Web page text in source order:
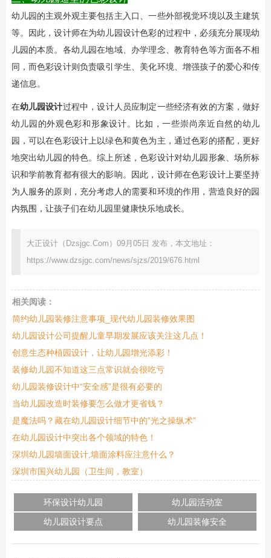
幼儿园的主观外观主要包括主入口、一些外部视觉环境以及主建筑
等。因此，设计师在为幼儿园设计色彩的过程中，必须充分展现幼
儿园的本质。各幼儿园在地域、办学理念、教育特色等方面各不相
同，而色彩设计则负责吸引学生、美化环境、增强孩子的爱心和传
递信息。
在幼儿园设计过程中，设计人员应制定一些经济有效的方案，做好
幼儿园的外观色彩和形象设计。比如，一些崇尚亲近自然的幼儿
园，可以在色彩设计上以绿色和黄色为主，通过色彩的搭配，更好
地突出幼儿园的特色。综上所述，色彩设计对幼儿园形象、场所标
识和学前教育都有很大的影响。因此，设计师在色彩设计上要坚持
为人服务的原则，充分考虑人的需要和环境的作用，营造良好的园
内氛围，让孩子们在幼儿园里健康快乐地成长。
大正设计（Dzsjgc.Com）09月05日 发布，本文地址：
https://www.dzsjgc.com/news/sjzs/2019/676.html
相关阅读：
简约幼儿园装修注意事项_现代幼儿园装修效果图
幼儿园设计公司提醒儿童早期发展应该关注这几点！
创意生态种植园设计，让幼儿园增光添彩！
装修幼儿园不知道这三点常识就会很吃亏
幼儿园装修设计中“安全感”是很有必要的
当幼儿园改造时装修要怎么做才更省钱？
是魔法吗？藏在幼儿园设计细节中的“光之操纵术”
在幼儿园设计中突出各个领域的特色！
深圳幼儿园墙面设计,墙面涂料应注意什么？
深圳市国兴幼儿园（卫生间，教室）
环保设计幼儿园
幼儿园活动室
幼儿园设计要点
幼儿园装修安全